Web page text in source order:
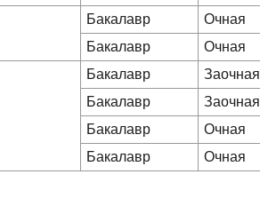
Бакалавр
Очная
Бакалавр
Очная
Бакалавр
Заочная
Бакалавр
Заочная
Бакалавр
Очная
Бакалавр
Очная